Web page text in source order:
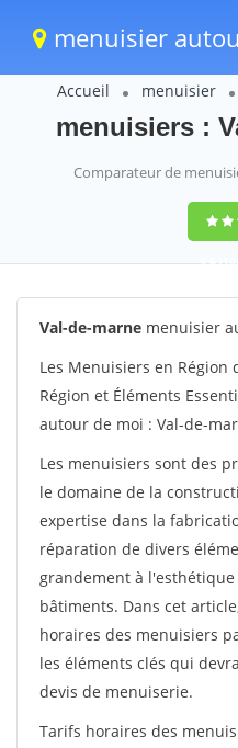
menuisier
Accueil menuisier
menuisiers :
Comparateur de
9,6
Val-de-marne menuisier
Les Menuisiers en Région
Région et Éléments
autour de moi : Val-de-
Les menuisiers sont des
le domaine de la
expertise dans la
réparation de divers
grandement à
bâtiments. Dans cet
horaires des menuisiers
les éléments clés qui
devis de menuiserie.
Tarifs horaires des